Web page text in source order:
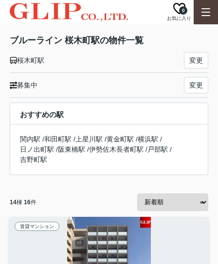
お気に入り
0
ブルーライン 桜木町駅の物件一覧
桜木町駅 変更
募集中 変更
おすすめの駅
関内駅 /和田町駅 / 上星川駅 /黄金町駅 /横浜駅 /
日ノ出町駅 /阪東橋駅 /伊勢佐木長者町駅 /戸部駅 /
吉野町駅
14棟 16件
賃貸マンション